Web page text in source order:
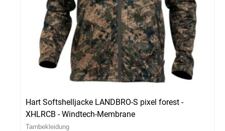
Hart Softshelljacke LANDBRO-S pixel forest -
XHLRCB - Windtech-Membrane
Tarnbekleidung